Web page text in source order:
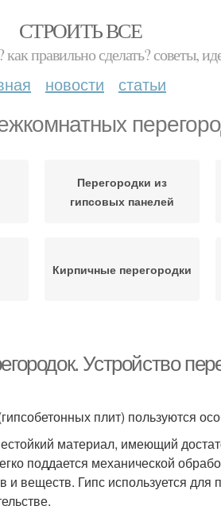
СТРОИТЬ ВСЕ
как правильно сделать? советы,
новости статьи
Перегородки из
гипсовых панелей
Кирпичные перегородки
перегородки
Устройство
плит) пользуются
материал, имеющий
поддается механической
и веществ. Гипс используется